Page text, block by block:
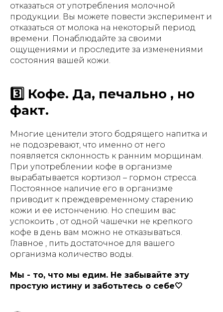
отказаться от употребления молочной
продукции. Вы можете повести эксперимент и
отказаться от молока на некоторый период
времени. Понаблюдайте за своими
ощущениями и проследите за изменениями
состояния вашей кожи.
3️⃣ Кофе. Да, печально , но
факт.
Многие ценители этого бодрящего напитка и
не подозревают, что именно от него
появляется склонность к ранним морщинам.
При употреблении кофе в организме
вырабатывается кортизол – гормон стресса.
Постоянное наличие его в организме
приводит к преждевременному старению
кожи и ее истончению. Но спешим вас
успокоить , от одной чашечки не крепкого
кофе в день вам можно не отказываться.
Главное , пить достаточное для вашего
организма количество воды.
Мы - то, что мы едим. Не забывайте эту
простую истину и заботьтесь о себе🤍